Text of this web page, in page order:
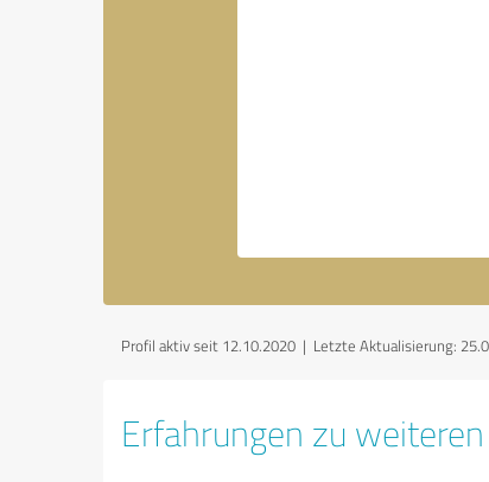
Profil aktiv seit 12.10.2020 | Letzte Aktualisierung:
Erfahrungen zu